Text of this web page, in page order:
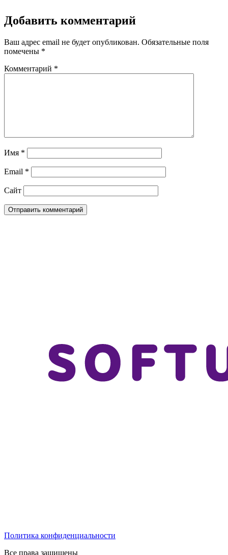
Добавить комментарий
Ваш адрес email не будет опубликован. Обязательные поля
помечены *
Комментарий *
Имя *
Email *
Сайт
Политика конфиденциальности
Все права защищены